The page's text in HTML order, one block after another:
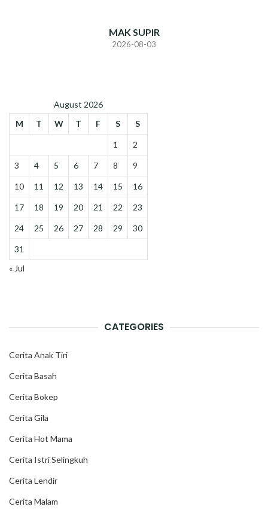
MAK SUPIR
2026-08-03
August 2026
M
T W T F S S
1 2
3 4 5 6 7 8 9
10 11 12 13 14 15 16
17 18 19 20 21 22 23
24 25 26 27 28 29 30
31
« Jul
CATEGORIES
Cerita Anak Tiri
Cerita Basah
Cerita Bokep
Cerita Gila
Cerita Hot Mama
Cerita Istri Selingkuh
Cerita Lendir
Cerita Malam